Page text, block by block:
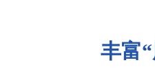
丰富